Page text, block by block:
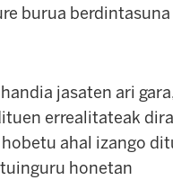
burua berdintasuna
jasaten ari
errealitateak
ahal izango
honetan